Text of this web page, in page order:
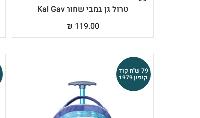
טרול גן במבי שחור Kal Gav
₪ 119.00
79 ש"ח קוד
קופון 1979